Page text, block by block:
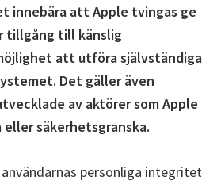
innebära att Apple tvingas ge
tillgång till känslig
att utföra självständiga
Det gäller även
av aktörer som Apple
säkerhetsgranska.
personliga integritet